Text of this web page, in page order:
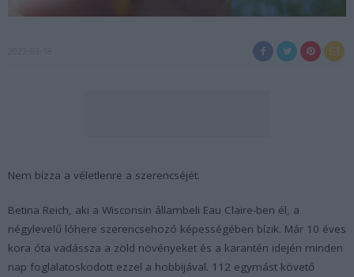
Nem bízza a véletlenre a szerencséjét.
Betina Reich, aki a Wisconsin állambeli Eau Claire-ben él, a
négylevelű lóhere szerencsehozó képességében bízik. Már 10 éves
kora óta vadássza a zöld növényeket és a karantén idején minden
nap foglalatoskodott ezzel a hobbijával. 112 egymást követő